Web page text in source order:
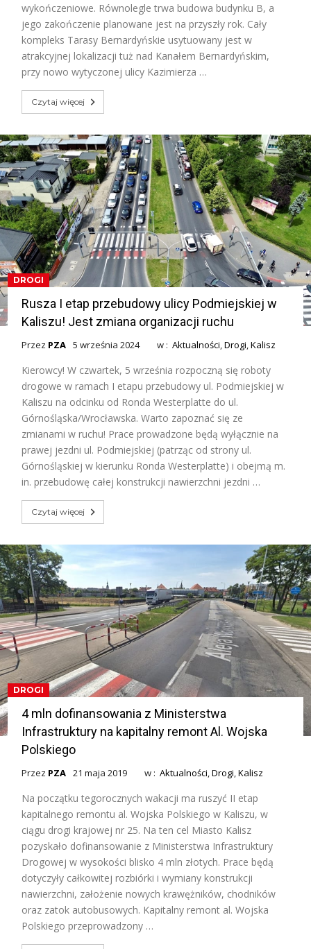
wykończeniowe. Równolegle trwa budowa budynku B, a
jego zakończenie planowane jest na przyszły rok. Cały
kompleks Tarasy Bernardyńskie usytuowany jest w
atrakcyjnej lokalizacji tuż nad Kanałem Bernardyńskim,
przy nowo wytyczonej ulicy Kazimierza …
Czytaj więcej
DROGI
Rusza I etap przebudowy ulicy Podmiejskiej w
Kaliszu! Jest zmiana organizacji ruchu
Przez PZA 5 września 2024 w :Aktualności,Drogi,Kalisz
Kierowcy! W czwartek, 5 września rozpoczną się roboty
drogowe w ramach I etapu przebudowy ul. Podmiejskiej w
Kaliszu na odcinku od Ronda Westerplatte do ul.
Górnośląska/Wrocławska. Warto zapoznać się ze
zmianami w ruchu! Prace prowadzone będą wyłącznie na
prawej jezdni ul. Podmiejskiej (patrząc od strony ul.
Górnośląskiej w kierunku Ronda Westerplatte) i obejmą m.
in. przebudowę całej konstrukcji nawierzchni jezdni …
Czytaj więcej
DROGI
4 mln dofinansowania z Ministerstwa
Infrastruktury na kapitalny remont Al. Wojska
Polskiego
Przez PZA 21 maja 2019 w :Aktualności,Drogi,Kalisz
Na początku tegorocznych wakacji ma ruszyć II etap
kapitalnego remontu al. Wojska Polskiego w Kaliszu, w
ciągu drogi krajowej nr 25. Na ten cel Miasto Kalisz
pozyskało dofinansowanie z Ministerstwa Infrastruktury
Drogowej w wysokości blisko 4 mln złotych. Prace będą
dotyczyły całkowitej rozbiórki i wymiany konstrukcji
nawierzchni, założenie nowych krawężników, chodników
oraz zatok autobusowych. Kapitalny remont al. Wojska
Polskiego przeprowadzony …